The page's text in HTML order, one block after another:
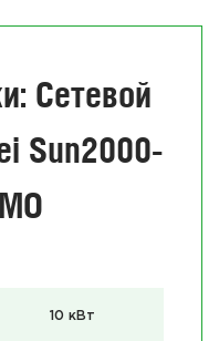
Сетевой
Sun2000-
10 кВт